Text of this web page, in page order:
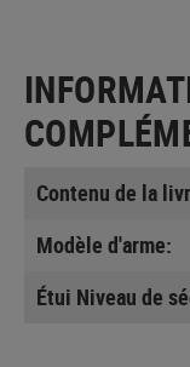
Contenu de la
Modèle d'arme:
Étui Niveau de